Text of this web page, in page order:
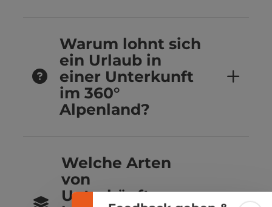
Warum lohnt sich
ein Urlaub in
einer Unterkunft
im 360°
Alpenland?
Welche Arten
von
Unterkünften